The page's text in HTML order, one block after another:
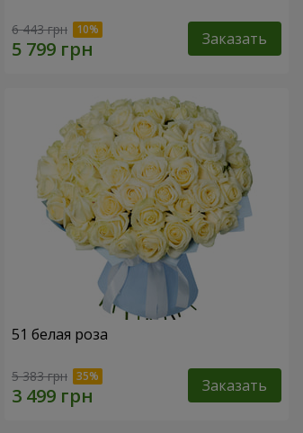
6 443 грн Заказать
51 белая роза
5 383 грн Заказать